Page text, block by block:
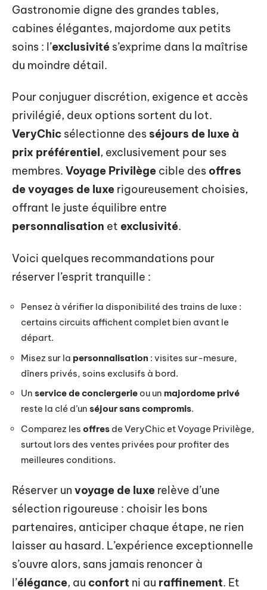
Gastronomie digne des grandes tables,
cabines élégantes, majordome aux petits
soins : l’exclusivité s’exprime dans la maîtrise
du moindre détail.
Pour conjuguer discrétion, exigence et accès
privilégié, deux options sortent du lot.
VeryChic sélectionne des séjours de luxe à
prix préférentiel, exclusivement pour ses
membres. Voyage Privilège cible des offres
de voyages de luxe rigoureusement choisies,
offrant le juste équilibre entre
personnalisation et exclusivité.
Voici quelques recommandations pour
réserver l’esprit tranquille :
Pensez à vérifier la disponibilité des trains de luxe :
certains circuits affichent complet bien avant le
départ.
Misez sur la personnalisation : visites sur-mesure,
dîners privés, soins exclusifs à bord.
Un service de conciergerie ou un majordome privé
reste la clé d’un séjour sans compromis.
Comparez les offres de VeryChic et Voyage Privilège,
surtout lors des ventes privées pour profiter des
meilleures conditions.
Réserver un voyage de luxe relève d’une
sélection rigoureuse : choisir les bons
partenaires, anticiper chaque étape, ne rien
laisser au hasard. L’expérience exceptionnelle
s’ouvre alors, sans jamais renoncer à
l’élégance, au confort ni au raffinement. Et